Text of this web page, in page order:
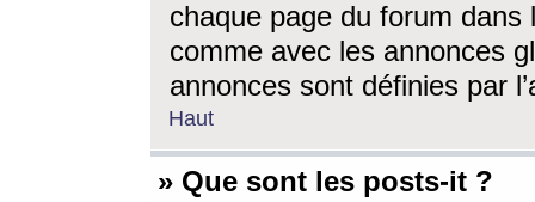
chaque page du forum dans
comme avec les annonces
annonces sont définies par
Haut
» Que sont les posts-it ?